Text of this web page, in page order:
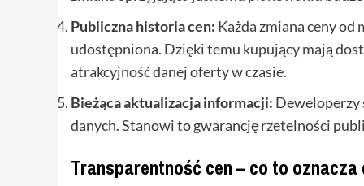
Publiczna historia cen: Każda zmiana ceny
udostępniona. Dzięki temu kupujący mają
atrakcyjność danej oferty w czasie.
Bieżąca aktualizacja informacji: Deweloperzy
danych. Stanowi to gwarancję rzetelności
Transparentność cen – co to